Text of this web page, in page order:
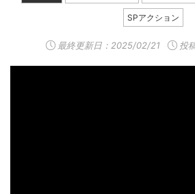
SPアクション
最終更新日： 2025/02/21 投